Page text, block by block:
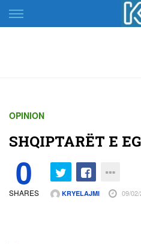
Skip
to
OPINION
SHQIPTARËT E
0
SHARES KRYELAJMI 09/